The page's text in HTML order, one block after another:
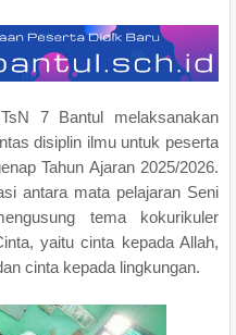
7 Bantul melaksanakan
disiplin ilmu untuk peserta
Tahun Ajaran 2025/2026.
antara mata pelajaran Seni
tema kokurikuler
yaitu cinta kepada Allah,
cinta kepada lingkungan.